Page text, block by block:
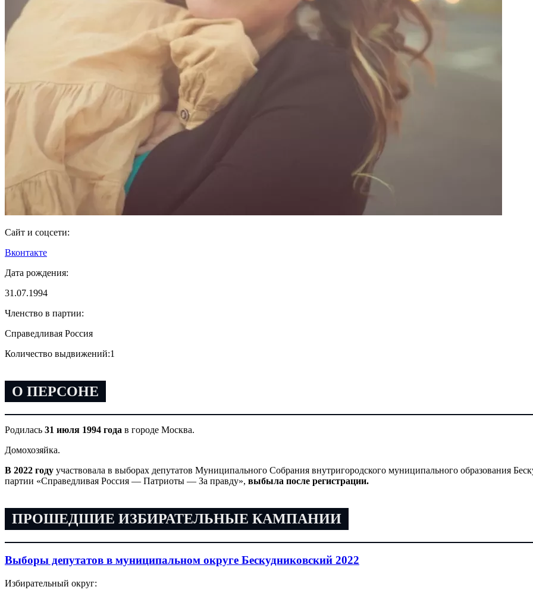
Сайт и соцсети:
Вконтакте
Дата рождения:
31.07.1994
Членство в партии:
Справедливая Россия
Количество выдвижений:1
О ПЕРСОНЕ
Родилась 31 июля 1994 года в городе Москва.
Домохозяйка.
В 2022 году участвовала в выборах депутатов Муниципального Собрания внутригородского муниципального образования
партии «Справедливая Россия — Патриоты — За правду», выбыла после регистрации.
ПРОШЕДШИЕ ИЗБИРАТЕЛЬНЫЕ КАМПАНИИ
Выборы депутатов в муниципальном округе Бескудниковский 2022
Избирательный округ: